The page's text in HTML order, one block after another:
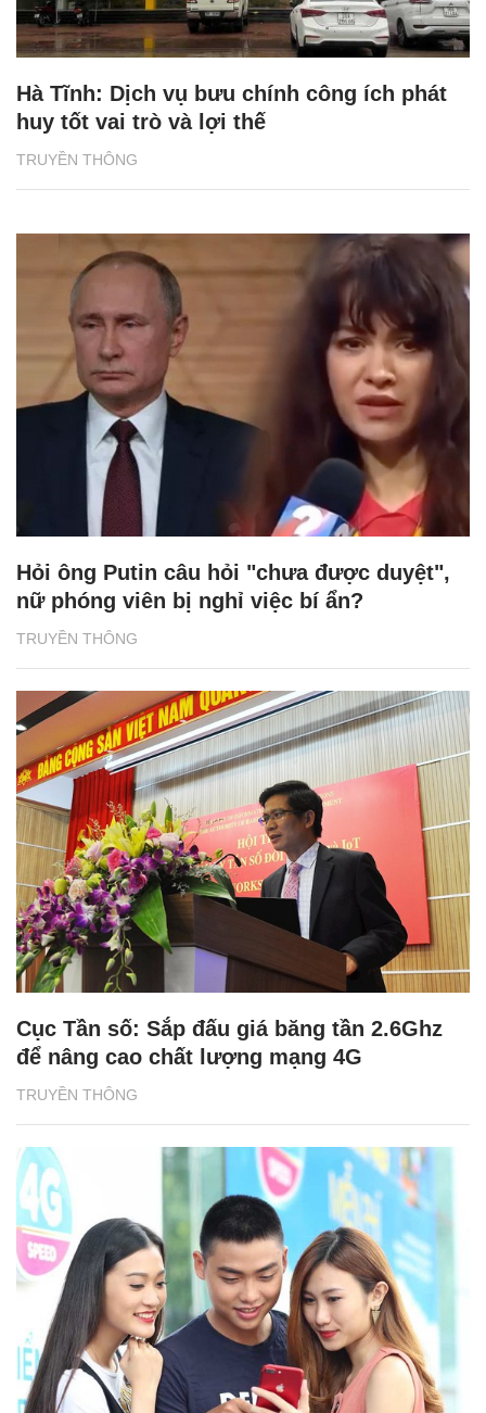
TRUYỀN THÔNG
Hà Tĩnh: Dịch vụ bưu chính công ích phát
huy tốt vai trò và lợi thế
TRUYỀN THÔNG
Hỏi ông Putin câu hỏi "chưa được duyệt",
nữ phóng viên bị nghỉ việc bí ẩn?
TRUYỀN THÔNG
Cục Tần số: Sắp đấu giá băng tần 2.6Ghz
để nâng cao chất lượng mạng 4G